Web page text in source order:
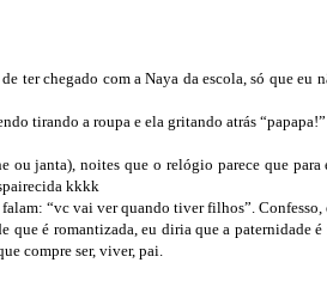
chegado com a Naya da escola, só que
tirando a roupa e ela gritando atrás “papapa!”
janta), noites que o relógio parece que
kkkk
“vc vai ver quando tiver filhos”. Confesso,
é romantizada, eu diria que a
compre ser, viver, pai.